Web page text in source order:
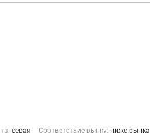
серая Соответствие рынку: ниже рынка